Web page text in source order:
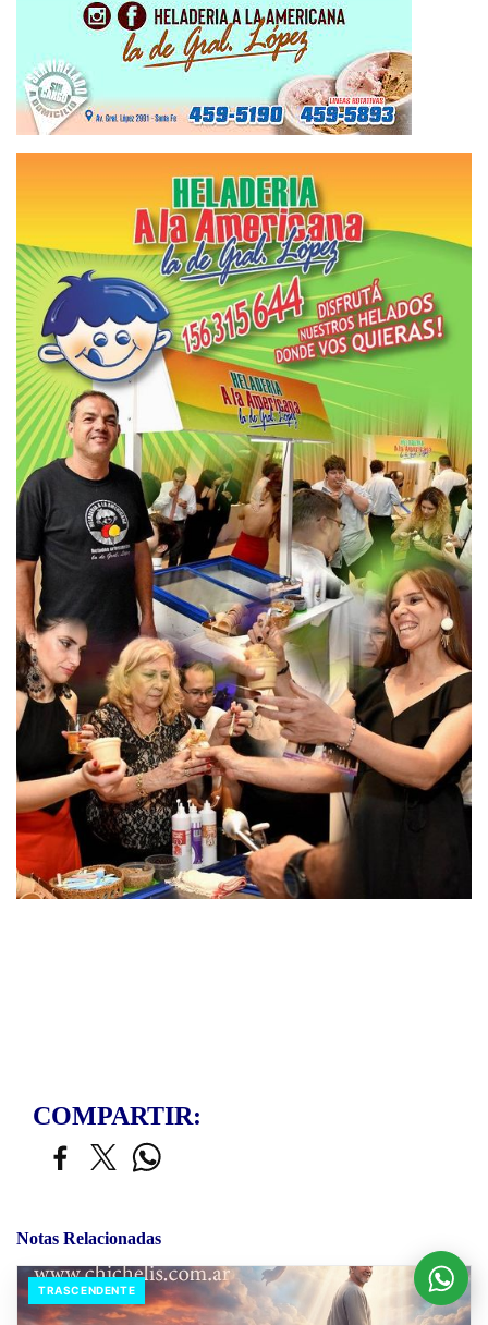
COMPARTIR:
Notas Relacionadas
TRASCENDENTE